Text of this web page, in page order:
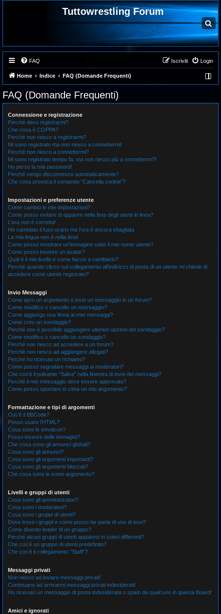
Tuttowrestling Forum
C
e
r
c
a
FAQ Login
Iscriviti
Home Indice FAQ (Domande Frequenti)
FAQ (Domande Frequenti)
Connessione e registrazione
Perché devo registrarmi?
Che cosa è COPPA?
Perché non riesco a registrarmi?
Mi sono registrato ma non riesco a connettermi!
Perché non riesco a connettermi?
Mi sono registrato tempo fa, ma non riesco più a connettermi?!
Ho perso la mia password!
Perché vengo disconnesso automaticamente?
Che cosa provoca il comando “Cancella cookie”?
Impostazioni e preferenze utente
Come cambio le mie impostazioni?
Come posso evitare di apparire nella lista degli utenti in linea?
L’ora non è corretta!
Ho cambiato il fuso orario ma l’ora è ancora sbagliata
La mia lingua non è nella lista!
Come posso mostrare un’immagine sotto il mio nome utente?
Come posso inserire un avatar?
Qual è il mio livello e come faccio a cambiarlo?
Perché quando clicco sul collegamento all’indirizzo di posta di un utente mi chiede di
accedere come utente registrato?
Invio Messaggi
Come apro un argomento o invio un messaggio in un forum?
Come modifico o cancello un messaggio?
Come aggiungo una firma ai miei messaggi?
Come creo un sondaggio?
Perché non è possibile aggiungere ulteriori opzioni del sondaggio?
Come modifico o cancello un sondaggio?
Perché non riesco ad accedere a un forum?
Perché non riesco ad aggiungere allegati?
Perché ho ricevuto un richiamo?
Come posso segnalare messaggi ai moderatori?
Che cos’è il pulsante “Salva” nella finestra di invio dei messaggi?
Perché il mio messaggio deve essere approvato?
Come posso spostare in cima un mio argomento?
Formattazione e tipi di argomenti
Cos’è il BBCode?
Posso usare l’HTML?
Cosa sono le emoticon?
Posso inserire delle immagini?
Che cosa sono gli annunci globali?
Cosa sono gli annunci?
Cosa sono gli argomenti importanti?
Cosa sono gli argomenti bloccati?
Che cosa sono le icone argomento?
Livelli e gruppi di utenti
Cosa sono gli amministratori?
Cosa sono i moderatori?
Cosa sono i gruppi di utenti?
Dove trovo i gruppi e come posso far parte di uno di essi?
Come divento leader di un gruppo?
Perché alcuni gruppi di utenti appaiono in colori differenti?
Che cos’è un gruppo di utenti predefinito?
Che cos’è il collegamento “Staff”?
Messaggi privati
Non riesco ad inviare messaggi privati!
Continuano ad arrivarmi messaggi privati indesiderati!
Ho ricevuto un messaggio di posta indesiderata o spam da qualcuno in questa Board!
Amici e ignorati